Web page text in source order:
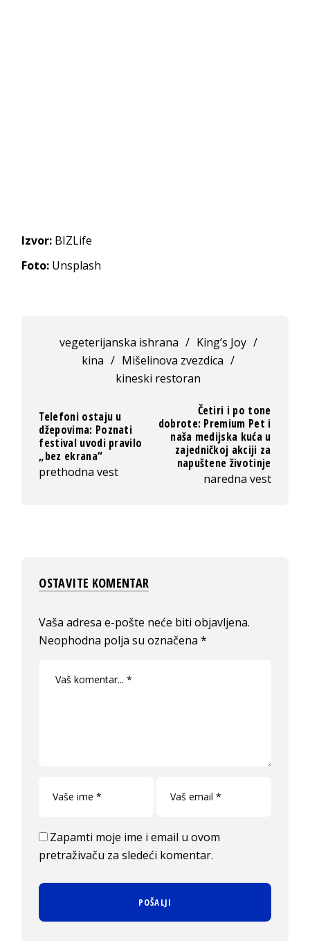
Izvor: BIZLife
Foto: Unsplash
vegeterijanska ishrana / King’s Joy /
kina / Mišelinova zvezdica /
kineski restoran
Telefoni ostaju u
džepovima: Poznati
festival uvodi pravilo
„bez ekrana“
prethodna vest
Četiri i po tone
dobrote: Premium Pet i
naša medijska kuća u
zajedničkoj akciji za
napuštene životinje
naredna vest
OSTAVITE KOMENTAR
Vaša adresa e-pošte neće biti objavljena.
Neophodna polja su označena*
Zapamti moje ime i email u ovom
pretraživaču za sledeći komentar.